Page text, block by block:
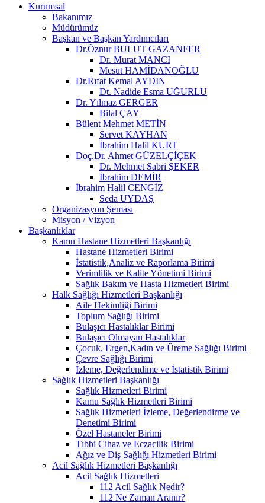
Kurumsal
Bakanımız
Müdürümüz
Başkan ve Başkan Yardımcıları
Dr.Öznur BULUT GAZANFER
Dr. Murat MANCI
Mesut HAMİDANOĞLU
Dr.Rıfat Kemal AYDIN
Dt. Nadide Esma UĞURLU
Dr. Yılmaz GERGER
Bilal ÇAY
Bülent Mehmet METİN
Servet KAYHAN
İbrahim Halil KURT
Doç.Dr. Ahmet GÜZELÇİÇEK
Dr. Mehmet Sabri ŞEKER
İbrahim DEMİR
İbrahim Halil CENGİZ
Seda UYDAŞ
Organizasyon Şeması
Misyon / Vizyon
Başkanlıklar
Kamu Hastane Hizmetleri Başkanlığı
Hastane Hizmetleri Birimi
İstatistik,Analiz ve Raporlama Birimi
Verimlilik ve Kalite Yönetimi Birimi
Sağlık Bakım ve Hasta Hizmetleri Birimi
Halk Sağlığı Hizmetleri Başkanlığı
Aile Hekimliği Birimi
Toplum Sağlığı Birimi
Bulaşıcı Hastalıklar Birimi
Bulaşıcı Olmayan Hastalıklar
Çocuk, Ergen,Kadın ve Üreme Sağlığı Birimi
Çevre Sağlığı Birimi
İzleme, Değerlendime ve İstatistik Birimi
Sağlık Hizmetleri Başkanlığı
Sağlık Hizmetleri Birimi
Kamu Sağlık Hizmetleri Birimi
Sağlık Hizmetleri İzleme, Değerlendirme ve
Denetimi Birimi
Özel Hastaneler Birimi
Tıbbi Cihaz ve Eczacilik Birimi
Ağız ve Diş Sağlığı Hizmetleri Birimi
Acil Sağlık Hizmetleri Başkanlığı
Acil Sağlık Hizmetleri
112 Acil Sağlık Nedir?
112 Ne Zaman Aranır?